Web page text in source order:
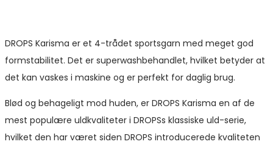
DROPS Karisma er et 4-trådet sportsgarn med meget god
formstabilitet. Det er superwashbehandlet, hvilket betyder at
det kan vaskes i maskine og er perfekt for daglig brug.
Blød og behageligt mod huden, er DROPS Karisma en af de
mest populære uldkvaliteter i DROPSs klassiske uld-serie,
hvilket den har været siden DROPS introducerede kvaliteten